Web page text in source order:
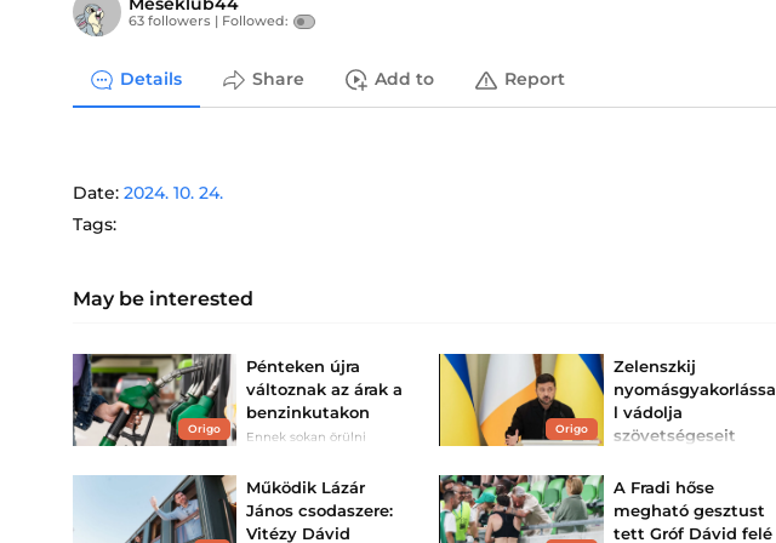
63 followers | Followed:
Details Share Add to Report
Date: 2024. 10. 24.
Tags:
May be interested
Origo
Pénteken újra
változnak az árak a
benzinkutakon
Ennek sokan örülni
Origo
Zelenszkij
nyomásgyakorlássa
l vádolja
szövetségeseit
partnereik azért tartanak
vissza légvédelmi
rakétákat, hogy Ukrajna
engedékenyebb legyen.
Működik Lázár
János csodaszere:
Vitézy Dávid
A Fradi hőse
megható gesztust
tett Gróf Dávid felé